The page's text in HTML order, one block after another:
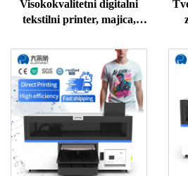
Visokokvalitetni digitalni
tekstilni printer, majica,
pamuk, stroj za DTG
printer, cijena